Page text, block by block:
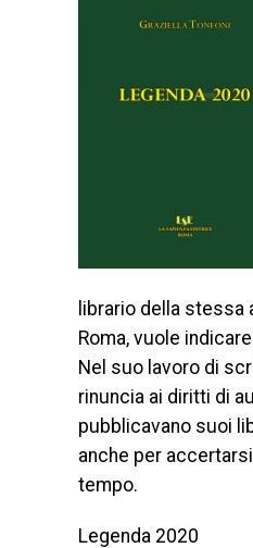
librario della stessa
Roma, vuole
Nel suo lavoro di
rinuncia ai diritti di
pubblicavano suoi
anche per
tempo.
Legenda 2020